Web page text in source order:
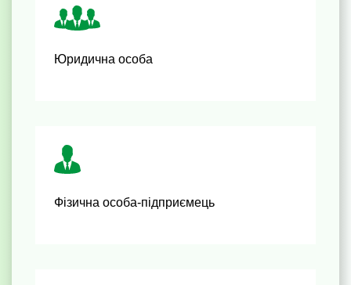
Юридична особа
Фізична особа-підприємець